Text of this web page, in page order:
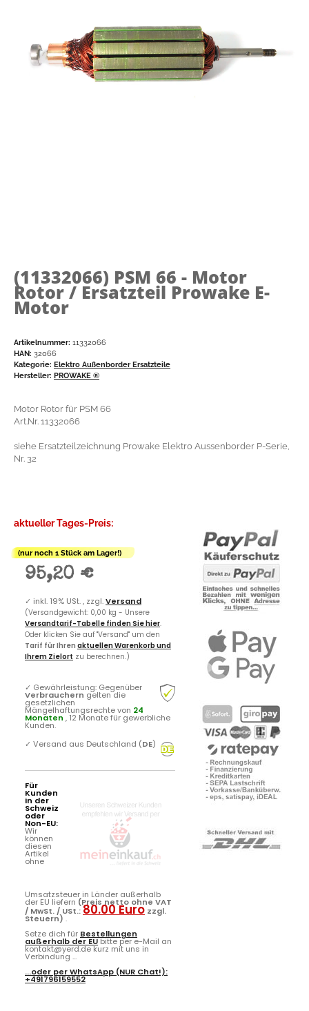
(11332066) PSM 66 - Motor
Rotor / Ersatzteil Prowake E-
Motor
Artikelnummer: 11332066
HAN: 32066
Kategorie: Elektro Außenborder Ersatzteile
Hersteller: PROWAKE ®
Motor Rotor für PSM 66
Art.Nr. 11332066
siehe Ersatzteilzeichnung Prowake Elektro Aussenborder P-Serie,
Nr. 32
aktueller Tages-Preis:
(nur noch 1 Stück am Lager!)
95,20 €
✓ inkl. 19% USt. , zzgl.Versand
(Versandgewicht: 0,00 kg - Unsere
Versandtarif-Tabelle finden Sie hier.
Oder klicken Sie auf "Versand" um den
Tarif für Ihren aktuellen Warenkorb und
Ihrem Zielort zu berechnen.)
✓ Gewährleistung: Gegenüber
Verbrauchern gelten die
gesetzlichen
Mängelhaftungsrechte von 24
Monaten , 12 Monate für gewerbliche
Kunden.
✓ Versand aus Deutschland (DE)
Für
Kunden
in der
Schweiz
oder
Non-EU:
Wir
können
diesen
Artikel
ohne
Umsatzsteuer in Länder außerhalb
der EU liefern (Preis netto ohne VAT
/ MwSt. / USt.:80.00 Euro zzgl.
Steuern) .
Setze dich für Bestellungen
außerhalb der EUbitte per e-Mail an
kontakt@yerd.de kurz mit uns in
Verbindung ...
...oder perWhatsApp (NUR Chat!):
+491796159552